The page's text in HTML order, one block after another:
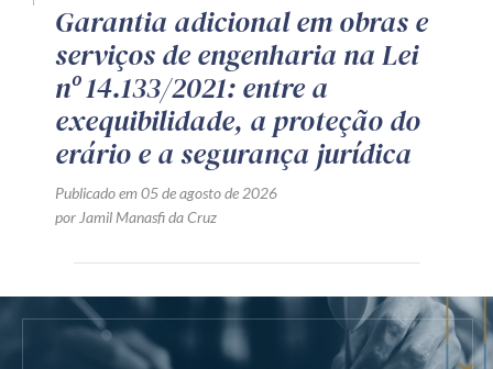
Garantia adicional em obras e
serviços de engenharia na Lei
nº 14.133/2021: entre a
exequibilidade, a proteção do
erário e a segurança jurídica
Publicado em 05 de agosto de 2026
por Jamil Manasfi da Cruz